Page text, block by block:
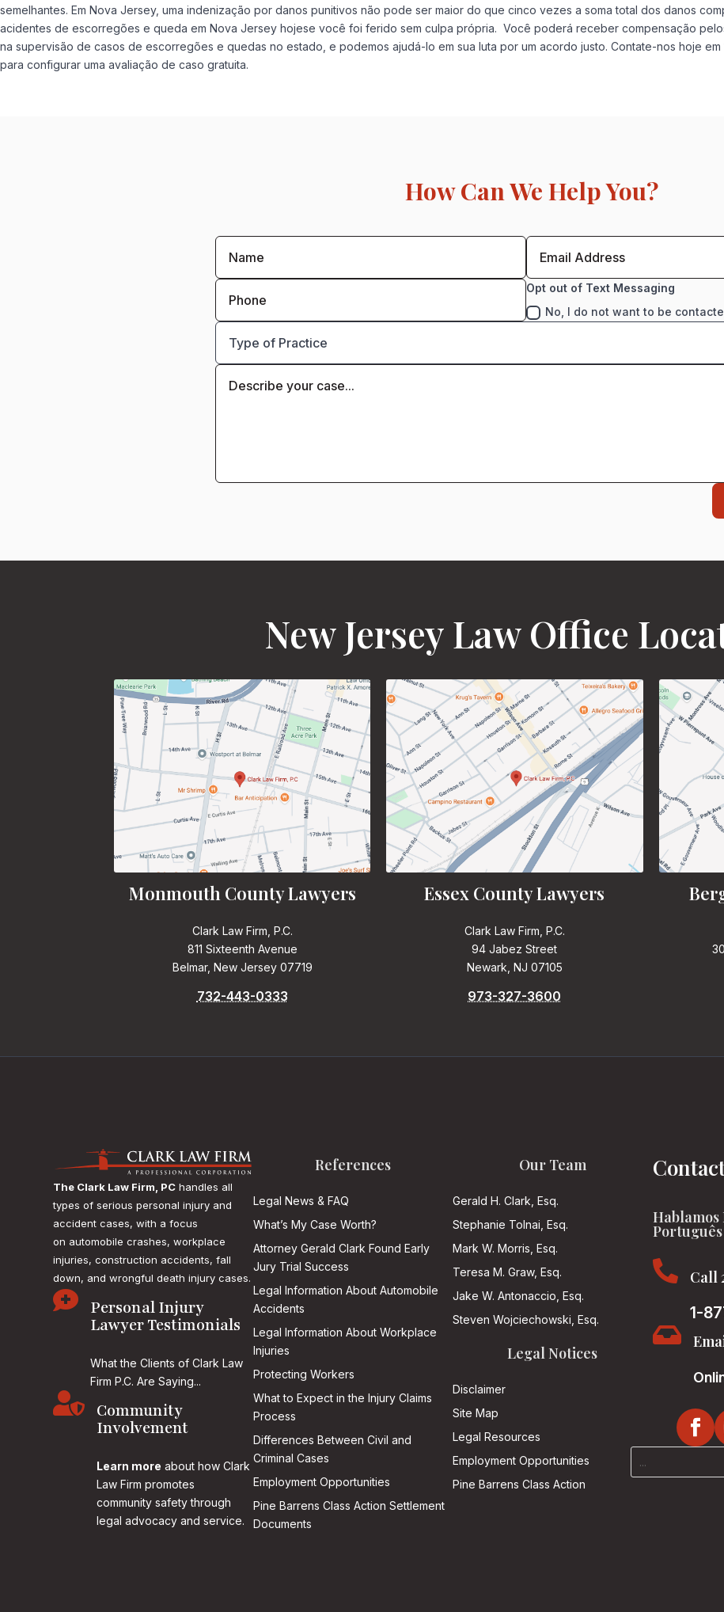
semelhantes. Em Nova Jersey, uma indenização por danos punitivos não pode ser maior do que cinco vezes a soma total dos danos
acidentes de escorregões e queda em Nova Jersey hojese você foi ferido sem culpa própria. Você poderá receber compensação
na supervisão de casos de escorregões e quedas no estado, e podemos ajudá-lo em sua luta por um acordo justo. Contate-nos hoje
para configurar uma avaliação de caso gratuita.
How Can We Help You?
Opt out of Text Messaging
No, I do not want to be
New Jersey Law Office
Monmouth County Lawyers
Clark Law Firm, P.C.
811 Sixteenth Avenue
Belmar, New Jersey 07719
732-443-0333
Essex County Lawyers
Clark Law Firm, P.C.
94 Jabez Street
Newark, NJ 07105
973-327-3600
The Clark Law Firm, PC handles all
types of serious personal injury and
accident cases, with a focus
on automobile crashes, workplace
injuries, construction accidents, fall
down, and wrongful death injury cases.

Personal Injury
Lawyer Testimonials
What the Clients of Clark Law
Firm P.C. Are Saying...

Community
Involvement
Learn more about how Clark
Law Firm promotes
community safety through
legal advocacy and service.
References
Legal News & FAQ
What’s My Case Worth?
Attorney Gerald Clark Found Early
Jury Trial Success
Legal Information About Automobile
Accidents
Legal Information About Workplace
Injuries
Protecting Workers
What to Expect in the Injury Claims
Process
Differences Between Civil and
Criminal Cases
Employment Opportunities
Pine Barrens Class Action Settlement
Documents
Our Team
Gerald H. Clark, Esq.
Stephanie Tolnai, Esq.
Mark W. Morris, Esq.
Teresa M. Graw, Esq.
Jake W. Antonaccio, Esq.
Steven Wojciechowski, Esq.
Legal Notices
Disclaimer
Site Map
Legal Resources
Employment Opportunities
Pine Barrens Class Action
Hablamos
Português

Call
1-
